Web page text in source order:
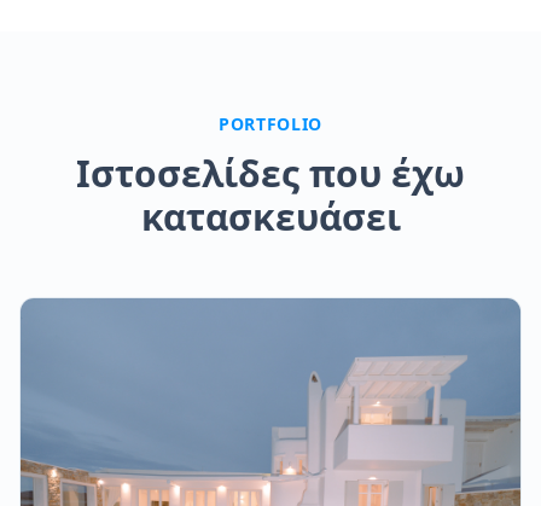
PORTFOLIO
Ιστοσελίδες που έχω
κατασκευάσει